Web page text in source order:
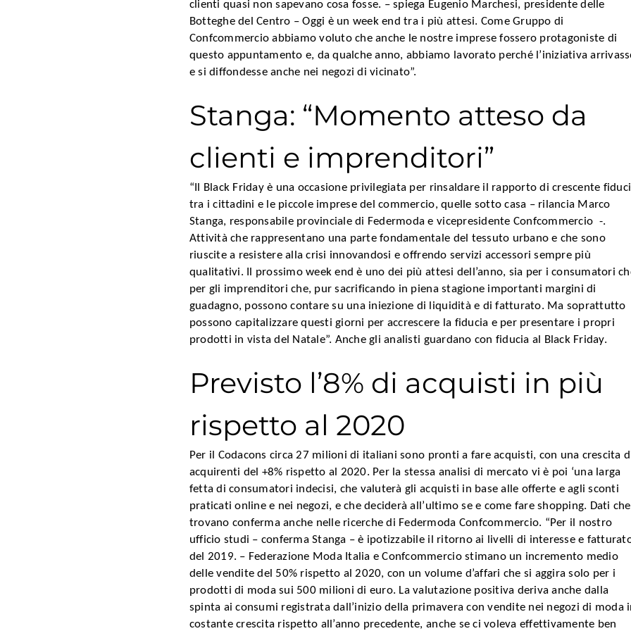
clienti quasi non sapevano cosa fosse. – spiega Eugenio Marchesi, presidente delle
Botteghe del Centro – Oggi è un week end tra i più attesi. Come Gruppo di
Confcommercio abbiamo voluto che anche le nostre imprese fossero protagoniste di
questo appuntamento e, da qualche anno, abbiamo lavorato perché l’iniziativa
e si diffondesse anche nei negozi di vicinato”.
Stanga: “Momento atteso da
clienti e imprenditori”
“Il Black Friday è una occasione privilegiata per rinsaldare il rapporto di crescente
tra i cittadini e le piccole imprese del commercio, quelle sotto casa – rilancia Marco
Stanga, responsabile provinciale di Federmoda e vicepresidente Confcommercio -.
Attività che rappresentano una parte fondamentale del tessuto urbano e che sono
riuscite a resistere alla crisi innovandosi e offrendo servizi accessori sempre più
qualitativi. Il prossimo week end è uno dei più attesi dell’anno, sia per i consumatori
per gli imprenditori che, pur sacrificando in piena stagione importanti margini di
guadagno, possono contare su una iniezione di liquidità e di fatturato. Ma soprattutto
possono capitalizzare questi giorni per accrescere la fiducia e per presentare i propri
prodotti in vista del Natale”. Anche gli analisti guardano con fiducia al Black Friday.
Previsto l’8% di acquisti in più
rispetto al 2020
Per il Codacons circa 27 milioni di italiani sono pronti a fare acquisti, con una crescita
acquirenti del +8% rispetto al 2020. Per la stessa analisi di mercato vi è poi ‘una larga
fetta di consumatori indecisi, che valuterà gli acquisti in base alle offerte e agli sconti
praticati online e nei negozi, e che deciderà all’ultimo se e come fare shopping. Dati che
trovano conferma anche nelle ricerche di Federmoda Confcommercio. “Per il nostro
ufficio studi – conferma Stanga – è ipotizzabile il ritorno ai livelli di interesse e
del 2019. – Federazione Moda Italia e Confcommercio stimano un incremento medio
delle vendite del 50% rispetto al 2020, con un volume d’affari che si aggira solo per i
prodotti di moda sui 500 milioni di euro. La valutazione positiva deriva anche dalla
spinta ai consumi registrata dall’inizio della primavera con vendite nei negozi di moda
costante crescita rispetto all’anno precedente, anche se ci voleva effettivamente ben